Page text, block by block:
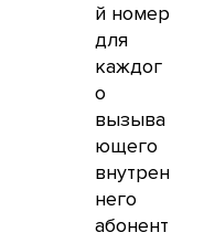
й номер
для
каждог
о
вызыва
ющего
внутрен
него
абонент